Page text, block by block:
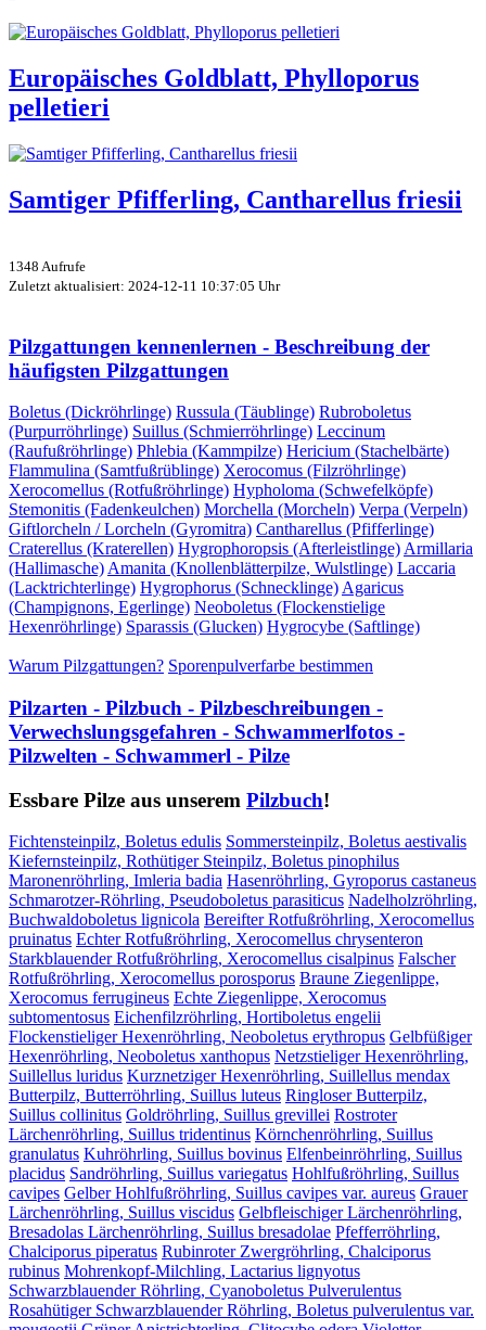
Europäisches Goldblatt, Phylloporus
pelletieri
Samtiger Pfifferling, Cantharellus friesii
1348 Aufrufe
Zuletzt aktualisiert: 2024-12-11 10:37:05 Uhr
Pilzgattungen kennenlernen - Beschreibung der
häufigsten Pilzgattungen
Boletus (Dickröhrlinge) Russula (Täublinge) Rubroboletus
(Purpurröhrlinge) Suillus (Schmierröhrlinge) Leccinum
(Raufußröhrlinge) Phlebia (Kammpilze) Hericium (Stachelbärte)
Flammulina (Samtfußrüblinge) Xerocomus (Filzröhrlinge)
Xerocomellus (Rotfußröhrlinge) Hypholoma (Schwefelköpfe)
Stemonitis (Fadenkeulchen) Morchella (Morcheln) Verpa (Verpeln)
Giftlorcheln / Lorcheln (Gyromitra) Cantharellus (Pfifferlinge)
Craterellus (Kraterellen) Hygrophoropsis (Afterleistlinge) Armillaria
(Hallimasche) Amanita (Knollenblätterpilze, Wulstlinge) Laccaria
(Lacktrichterlinge) Hygrophorus (Schnecklinge) Agaricus
(Champignons, Egerlinge) Neoboletus (Flockenstielige
Hexenröhrlinge) Sparassis (Glucken) Hygrocybe (Saftlinge)
Warum Pilzgattungen? Sporenpulverfarbe bestimmen
Pilzarten - Pilzbuch - Pilzbeschreibungen -
Verwechslungsgefahren - Schwammerlfotos -
Pilzwelten - Schwammerl - Pilze
Essbare Pilze aus unserem Pilzbuch!
Fichtensteinpilz, Boletus edulis Sommersteinpilz, Boletus aestivalis
Kiefernsteinpilz, Rothütiger Steinpilz, Boletus pinophilus
Maronenröhrling, Imleria badia Hasenröhrling, Gyroporus castaneus
Schmarotzer-Röhrling, Pseudoboletus parasiticus Nadelholzröhrling,
Buchwaldoboletus lignicola Bereifter Rotfußröhrling, Xerocomellus
pruinatus Echter Rotfußröhrling, Xerocomellus chrysenteron
Starkblauender Rotfußröhrling, Xerocomellus cisalpinus Falscher
Rotfußröhrling, Xerocomellus porosporus Braune Ziegenlippe,
Xerocomus ferrugineus Echte Ziegenlippe, Xerocomus
subtomentosus Eichenfilzröhrling, Hortiboletus engelii
Flockenstieliger Hexenröhrling, Neoboletus erythropus Gelbfüßiger
Hexenröhrling, Neoboletus xanthopus Netzstieliger Hexenröhrling,
Suillellus luridus Kurznetziger Hexenröhrling, Suillellus mendax
Butterpilz, Butterröhrling, Suillus luteus Ringloser Butterpilz,
Suillus collinitus Goldröhrling, Suillus grevillei Rostroter
Lärchenröhrling, Suillus tridentinus Körnchenröhrling, Suillus
granulatus Kuhröhrling, Suillus bovinus Elfenbeinröhrling, Suillus
placidus Sandröhrling, Suillus variegatus Hohlfußröhrling, Suillus
cavipes Gelber Hohlfußröhrling, Suillus cavipes var. aureus Grauer
Lärchenröhrling, Suillus viscidus Gelbfleischiger Lärchenröhrling,
Bresadolas Lärchenröhrling, Suillus bresadolae Pfefferröhrling,
Chalciporus piperatus Rubinroter Zwergröhrling, Chalciporus
rubinus Mohrenkopf-Milchling, Lactarius lignyotus
Schwarzblauender Röhrling, Cyanoboletus Pulverulentus
Rosahütiger Schwarzblauender Röhrling, Boletus pulverulentus var.